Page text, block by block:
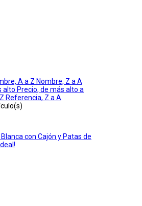
A a Z Nombre, Z a A
alto Precio, de más alto a
Referencia, Z a A